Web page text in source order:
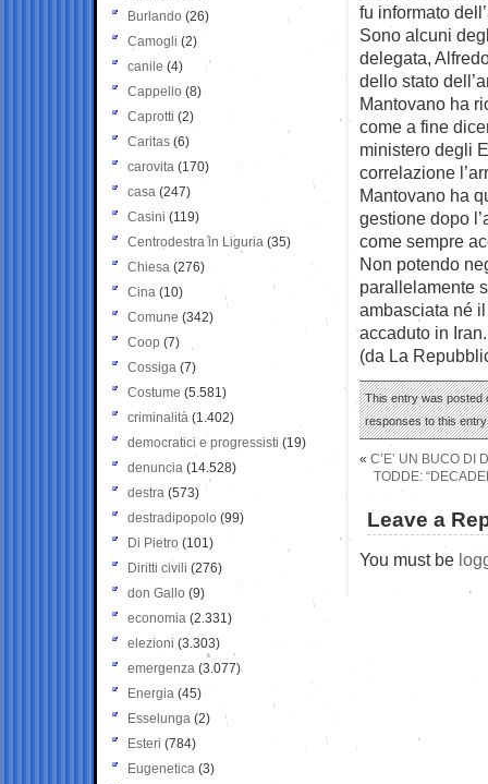
fu informato
Sono alcuni
delegata,
dello stato
Mantovano ha
come a fine
ministero degli
correlazione
Mantovano ha
gestione dopo
come sempre
Non potendo
parallelamente
ambasciata né
accaduto in Iran.
(da La
This entry was posted
responses to this
« C’E’ UN BUCO DI
TODDE:
Leave a
You must be
Burlando (26)
Camogli (2)
canile (4)
Cappello (8)
Caprotti (2)
Caritas (6)
carovita (170)
casa (247)
Casini (119)
Centrodestra in Liguria (35)
Chiesa (276)
Cina (10)
Comune (342)
Coop (7)
Cossiga (7)
Costume (5.581)
criminalità (1.402)
democratici e progressisti (19)
denuncia (14.528)
destra (573)
destradipopolo (99)
Di Pietro (101)
Diritti civili (276)
don Gallo (9)
economia (2.331)
elezioni (3.303)
emergenza (3.077)
Energia (45)
Esselunga (2)
Esteri (784)
Eugenetica (3)